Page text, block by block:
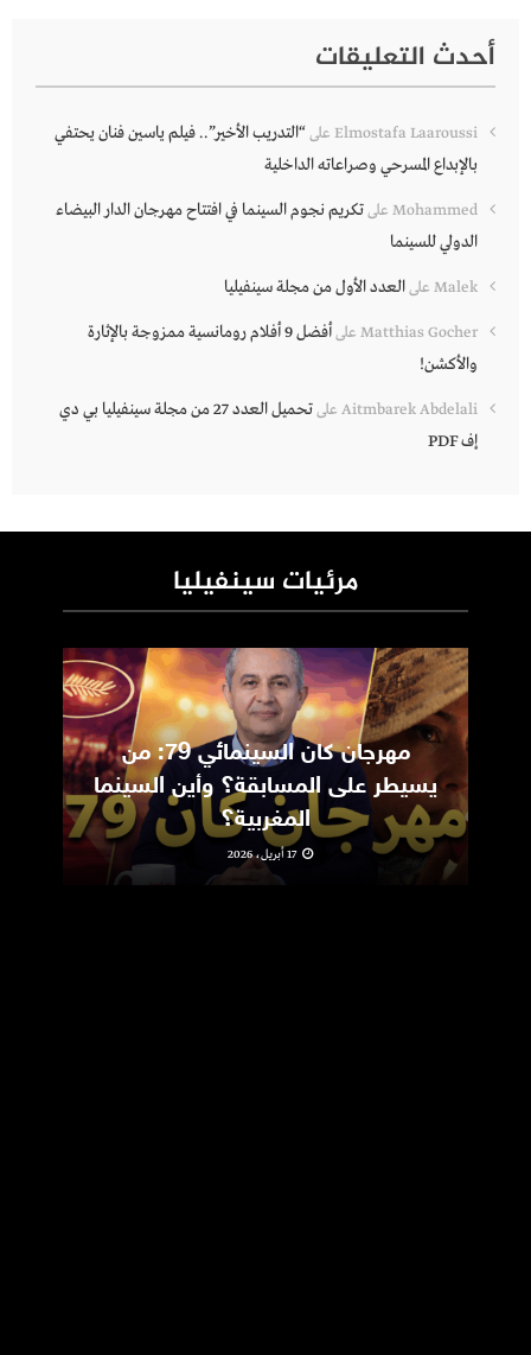
أحدث التعليقات
Elmostafa Laaroussi على“التدريب الأخير”.. فيلم ياسين فنان يحتفي
بالإبداع المسرحي وصراعاته الداخلية
Mohammed علىتكريم نجوم السينما في افتتاح مهرجان الدار البيضاء
الدولي للسينما
Malek علىالعدد الأول من مجلة سينفيليا
Matthias Gocher على
أفضل 9 أفلام رومانسية ممزوجة بالإثارة
والأكشن!
Aitmbarek Abdelali على
تحميل العدد 27 من مجلة سينفيليا بي دي
إف PDF
مرئيات سينفيليا
مهرجان كان السينمائي 79: من
يسيطر على المسابقة؟ وأين السينما
المغربية؟
17 أبريل، 2026